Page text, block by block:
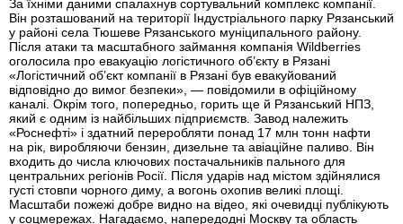
За їхніми даними спалахнув сортувальний комплекс компанії.
Він розташований на території Індустріального парку Рязанський
у районі села Тюшеве Рязанського муніципального району.
Після атаки та масштабного займання компанія Wildberries
оголосила про евакуацію логістичного об’єкту в Рязані
«Логістичний об’єкт компанії в Рязані був евакуйований
відповідно до вимог безпеки», — повідомили в офіційному
каналі. Окрім того, попередньо, горить ще й Рязанський НПЗ,
який є одним із найбільших підприємств. Завод належить
«Роснефті» і здатний переробляти понад 17 млн тонн нафти
на рік, виробляючи бензин, дизельне та авіаційне паливо. Він
входить до числа ключових постачальників пального для
центральних регіонів Росії. Після ударів над містом здійнялися
густі стовпи чорного диму, а вогонь охопив великі площі.
Масштаби пожежі добре видно на відео, які очевидці публікують
у соцмережах. Нагадаємо, напередодні Москву та область